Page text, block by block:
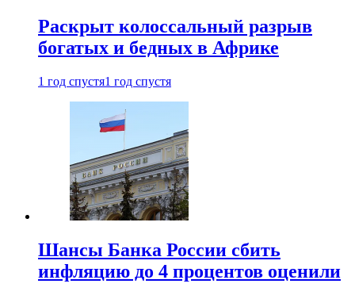
Раскрыт колоссальный разрыв
богатых и бедных в Африке
1 год спустя1 год спустя
Шансы Банка России сбить
инфляцию до 4 процентов оценили